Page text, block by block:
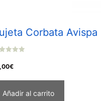
Corbata Avispa
€
Añadir al carrito